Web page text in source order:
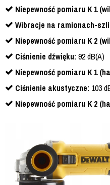
Niepewność pomiaru K 1
Wibracje na ramionach-
Niepewność pomiaru K 2
Ciśnienie dźwięku: 92 dB(A)
Niepewność pomiaru K 1
Ciśnienie akustyczne: 103
Niepewność pomiaru K 2